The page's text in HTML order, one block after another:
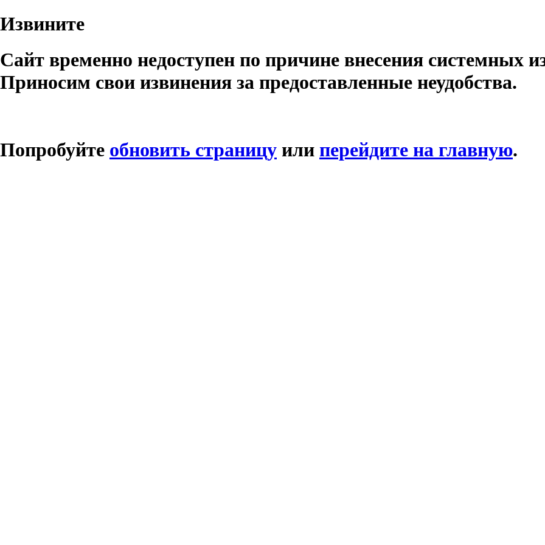
Извините
Сайт временно недоступен по причине внесения системных
Приносим свои извинения за предоставленные неудобства.
Попробуйте обновить страницу или перейдите на главную.